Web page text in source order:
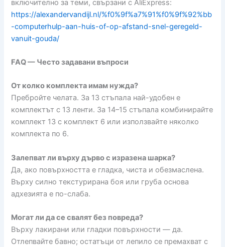
включително за теми, свързани с AliExpress:
https://alexandervandijl.nl/%f0%9f%a7%91%f0%9f%92%bb
-computerhulp-aan-huis-of-op-afstand-snel-geregeld-
vanuit-gouda/
FAQ — Често задавани въпроси
От колко комплекта имам нужда?
Пребройте челата. За 13 стъпала най-удобен е
комплектът с 13 ленти. За 14–15 стъпала комбинирайте
комплект 13 с комплект 6 или използвайте няколко
комплекта по 6.
Залепват ли върху дърво с изразена шарка?
Да, ако повърхността е гладка, чиста и обезмаслена.
Върху силно текстурирана боя или груба основа
адхезията е по-слаба.
Могат ли да се свалят без повреда?
Върху лакирани или гладки повърхности — да.
Отлепвайте бавно; остатъци от лепило се премахват с